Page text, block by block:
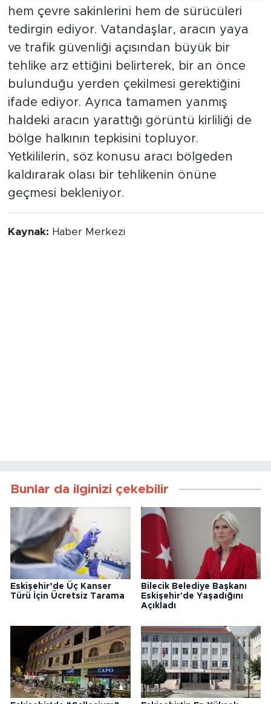
hem çevre sakinlerini hem de sürücüleri
tedirgin ediyor. Vatandaşlar, aracın yaya
ve trafik güvenliği açısından büyük bir
tehlike arz ettiğini belirterek, bir an önce
bulunduğu yerden çekilmesi gerektiğini
ifade ediyor. Ayrıca tamamen yanmış
haldeki aracın yarattığı görüntü kirliliği de
bölge halkının tepkisini topluyor.
Yetkililerin, söz konusu aracı bölgeden
kaldırarak olası bir tehlikenin önüne
geçmesi bekleniyor.
Kaynak: Haber Merkezi
Bunlar da ilginizi çekebilir
Eskişehir’de Üç Kanser
Türü İçin Ücretsiz Tarama
Bilecik Belediye Başkanı
Eskişehir'de Yaşadığını
Açıkladı